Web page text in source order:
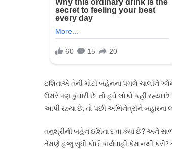
ઇશિતાએ તેની મોટી બહેનના પગલે ચાલીને
ઉંમરે પણ કુંવારી છે. તો હવે લોકો કહી રહ્યા
આપી રહ્યા છે, તો પછી અભિનેત્રીને બહારના
તનુશ્રીની બહેન ઇશિતા દત્તા ક્યાં છે? અને
તેમણે હજુ સુધી કોઈ કાર્યવાહી કેમ નથી